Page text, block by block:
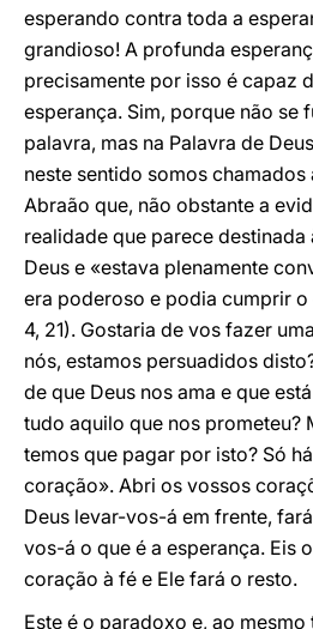
esperando contra toda a
grandioso! A profunda
precisamente por isso é capaz
esperança. Sim, porque não se
palavra, mas na Palavra de
neste sentido somos
Abraão que, não obstante a
realidade que parece destinada
Deus e «estava plenamente
era poderoso e podia cumprir
4, 21). Gostaria de vos fazer
nós, estamos persuadidos
de que Deus nos ama e que
tudo aquilo que nos prometeu?
temos que pagar por isto? Só
coração». Abri os vossos
Deus levar-vos-á em frente,
vos-á o que é a esperança. Eis
coração à fé e Ele fará o resto.
Este é o paradoxo e, ao